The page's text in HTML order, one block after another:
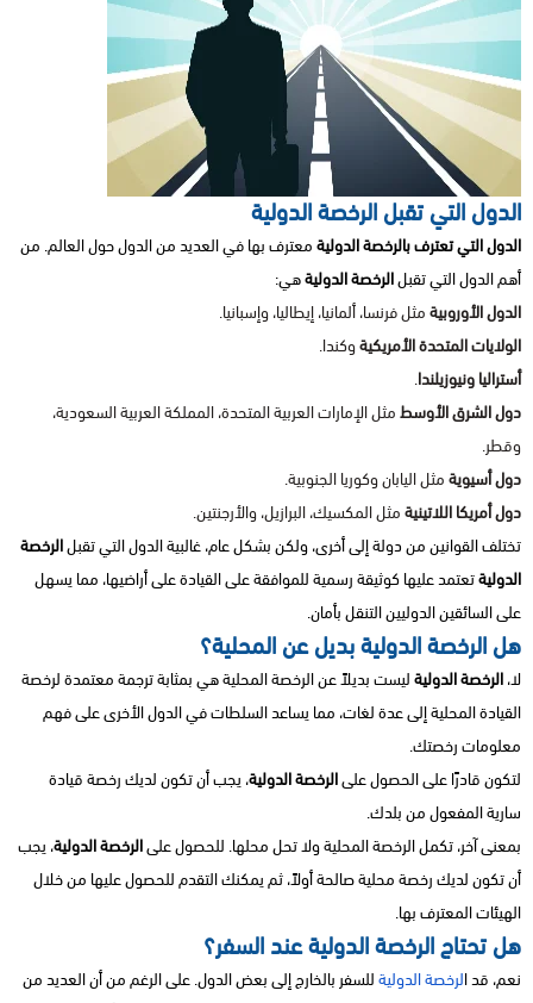
الدول التي تقبل الرخصة الدولية
الدول التي تعترف بالرخصة الدوليةمعترف بها في العديد من الدول حول العالم. من
أهم الدول التي تقبلالرخصة الدوليةهي:
الدول الأوروبيةمثل فرنسا، ألمانيا، إيطاليا، وإسبانيا.
الولايات المتحدة الأمريكيةوكندا.
أستراليا ونيوزيلندا.
دول الشرق الأوسطمثل الإمارات العربية المتحدة، المملكة العربية السعودية،
وقطر.
دول أسيويةمثل اليابان وكوريا الجنوبية.
دول أمريكا اللاتينيةمثل المكسيك، البرازيل، والأرجنتين.
تختلف القوانين من دولة إلى أخرى، ولكن بشكل عام، غالبية الدول التي تقبلالرخصة
الدوليةتعتمد عليها كوثيقة رسمية للموافقة على القيادة على أراضيها، مما يسهل
على السائقين الدوليين التنقل بأمان.
هل الرخصة الدولية بديل عن المحلية؟
لا،الرخصة الدوليةليست بديلاً عن الرخصة المحلية هي بمثابة ترجمة معتمدة لرخصة
القيادة المحلية إلى عدة لغات، مما يساعد السلطات في الدول الأخرى على فهم
معلومات رخصتك.
لتكون قادرًا على الحصول علىالرخصة الدولية، يجب أن تكون لديك رخصة قيادة
سارية المفعول من بلدك.
بمعنى آخر، تكمل الرخصة المحلية ولا تحل محلها. للحصول علىالرخصة الدولية، يجب
أن تكون لديك رخصة محلية صالحة أولاً، ثم يمكنك التقدم للحصول عليها من خلال
الهيئات المعترف بها.
هل تحتاج الرخصة الدولية عند السفر؟
نعم، قد الرخصة الدوليةللسفر بالخارج إلى بعض الدول. على الرغم من أن العديد من